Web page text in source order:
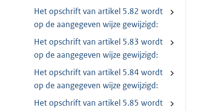
Het opschrift van artikel 5.82 wordt
op de aangegeven wijze gewijzigd:
Het opschrift van artikel 5.83 wordt
op de aangegeven wijze gewijzigd:
Het opschrift van artikel 5.84 wordt
op de aangegeven wijze gewijzigd:
Het opschrift van artikel 5.85 wordt